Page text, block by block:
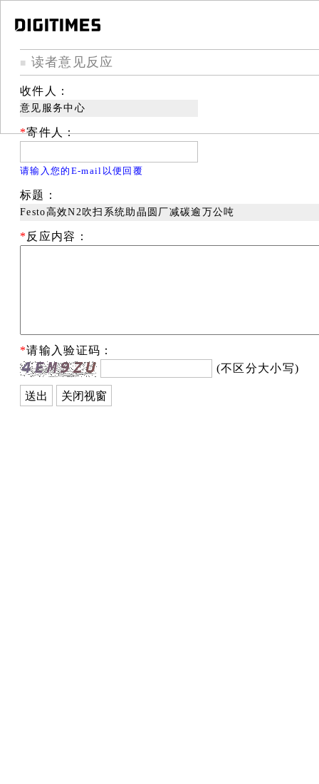
■ 读者意见反应
收件人：
意见服务中心
*寄件人：
请输入您的E-mail以便回覆
标题：
Festo高效N2吹扫系统助晶圆厂减碳逾万公吨
* 反应内容：
*请输入验证码：
(不区分大小写)